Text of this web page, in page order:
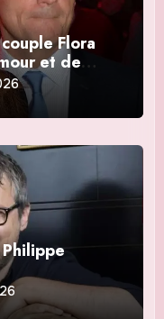
Flora
et de